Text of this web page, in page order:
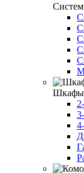
Шкафы